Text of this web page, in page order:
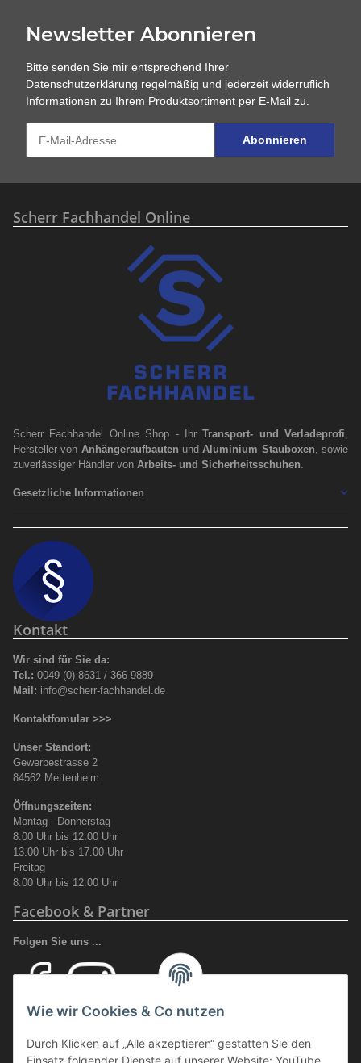
Newsletter Abonnieren
Bitte senden Sie mir entsprechend Ihrer
Datenschutzerklärung regelmäßig und jederzeit widerruflich
Informationen zu Ihrem Produktsortiment per E-Mail zu.
Abonnieren
Scherr Fachhandel Online
Scherr Fachhandel Online Shop - IhrTransport- und Verladeprofi,
Hersteller von Anhängeraufbauten und Aluminium Stauboxen, sowie
zuverlässiger Händler von Arbeits- und Sicherheitsschuhen.
Gesetzliche Informationen
Kontakt
Wir sind für Sie da:
Tel.: 0049 (0) 8631 / 366 9889
Mail: info@scherr-fachhandel.de
Kontaktfomular >>>
Unser Standort:
Gewerbestrasse 2
84562 Mettenheim
Öffnungszeiten:
Montag - Donnerstag
8.00 Uhr bis 12.00 Uhr
13.00 Uhr bis 17.00 Uhr
Freitag
8.00 Uhr bis 12.00 Uhr
Facebook & Partner
Folgen Sie uns ...
und Arbeitsschutz.
Wie wir Cookies & Co nutzen
Durch Klicken auf „Alle akzeptieren“ gestatten Sie den